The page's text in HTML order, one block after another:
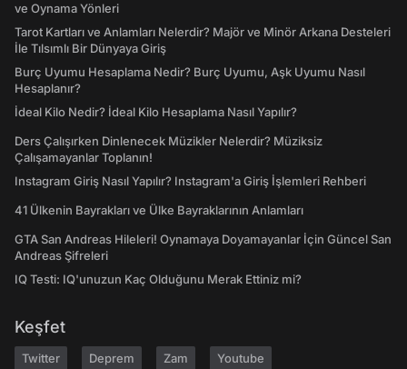
ve Oynama Yönleri
Tarot Kartları ve Anlamları Nelerdir? Majör ve Minör Arkana Desteleri
İle Tılsımlı Bir Dünyaya Giriş
Burç Uyumu Hesaplama Nedir? Burç Uyumu, Aşk Uyumu Nasıl
Hesaplanır?
İdeal Kilo Nedir? İdeal Kilo Hesaplama Nasıl Yapılır?
Ders Çalışırken Dinlenecek Müzikler Nelerdir? Müziksiz
Çalışamayanlar Toplanın!
Instagram Giriş Nasıl Yapılır? Instagram'a Giriş İşlemleri Rehberi
41 Ülkenin Bayrakları ve Ülke Bayraklarının Anlamları
GTA San Andreas Hileleri! Oynamaya Doyamayanlar İçin Güncel San
Andreas Şifreleri
IQ Testi: IQ'unuzun Kaç Olduğunu Merak Ettiniz mi?
Keşfet
Twitter Deprem Zam Youtube